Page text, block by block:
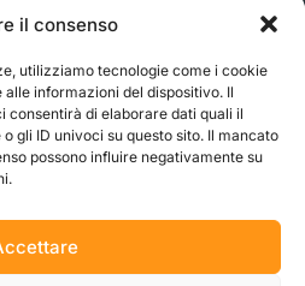
il consenso
utilizziamo tecnologie come i cookie
informazioni del dispositivo. Il
consentirà di elaborare dati quali il
gli ID univoci su questo sito. Il mancato
possono influire negativamente su
NEWSLETTER
Straße 155, 10409
Germania